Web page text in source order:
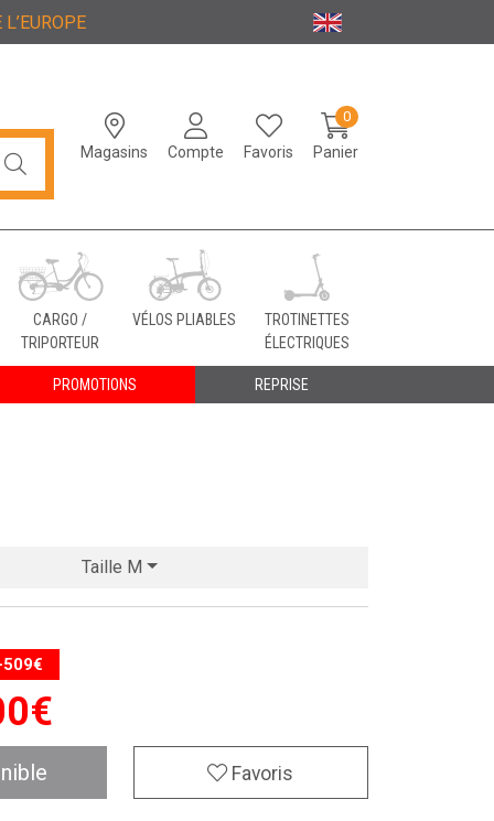
Magasins Compte Favoris Panier
0
CARGO /
TRIPORTEUR
VÉLOS PLIABLES
TROTINETTES
ÉLECTRIQUES
PROMOTIONS REPRISE
Taille M
509€
€
Favoris